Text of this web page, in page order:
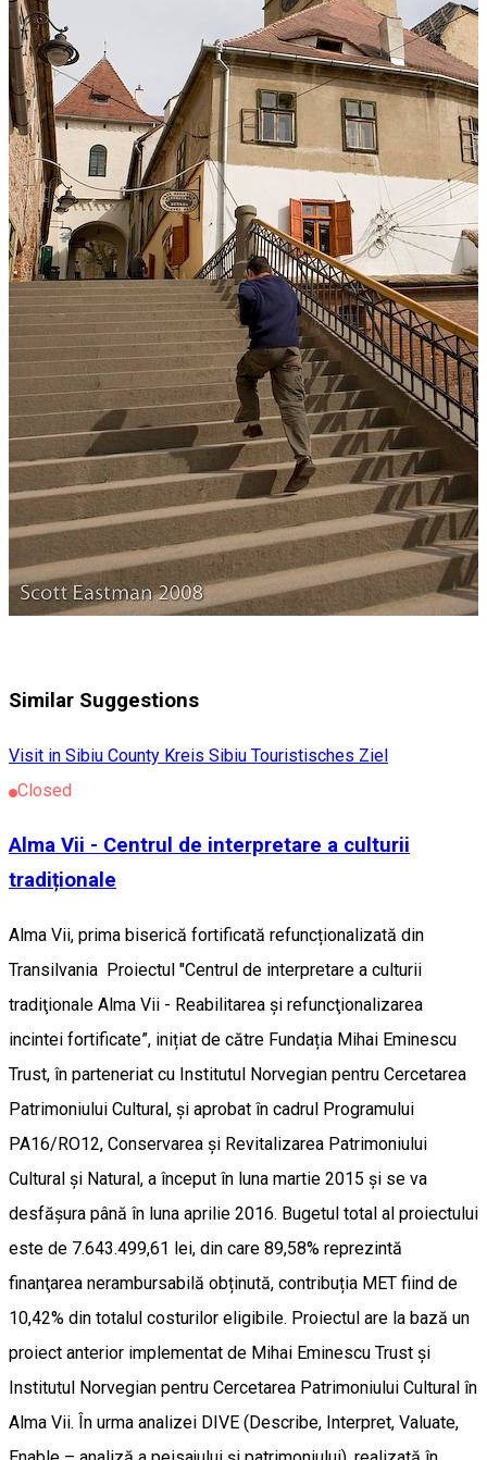
Similar Suggestions
Visit in Sibiu County Kreis Sibiu Touristisches Ziel
Closed
Alma Vii - Centrul de interpretare a culturii
tradiționale
Alma Vii, prima biserică fortificată refuncționalizată din
Transilvania Proiectul "Centrul de interpretare a culturii
tradiţionale Alma Vii - Reabilitarea și refuncţionalizarea
incintei fortificate”, inițiat de către Fundația Mihai Eminescu
Trust, în parteneriat cu Institutul Norvegian pentru Cercetarea
Patrimoniului Cultural, și aprobat în cadrul Programului
PA16/RO12, Conservarea și Revitalizarea Patrimoniului
Cultural și Natural, a început în luna martie 2015 și se va
desfășura până în luna aprilie 2016. Bugetul total al proiectului
este de 7.643.499,61 lei, din care 89,58% reprezintă
finanţarea nerambursabilă obținută, contribuția MET fiind de
10,42% din totalul costurilor eligibile. Proiectul are la bază un
proiect anterior implementat de Mihai Eminescu Trust și
Institutul Norvegian pentru Cercetarea Patrimoniului Cultural în
Alma Vii. În urma analizei DIVE (Describe, Interpret, Valuate,